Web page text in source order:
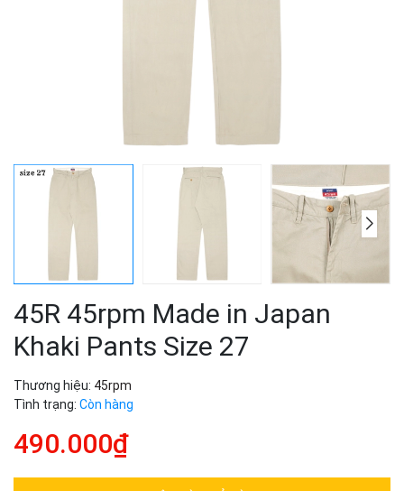
45R 45rpm Made in Japan
Khaki Pants Size 27
Thương hiệu: 45rpm
Tình trạng: Còn hàng
490.000₫